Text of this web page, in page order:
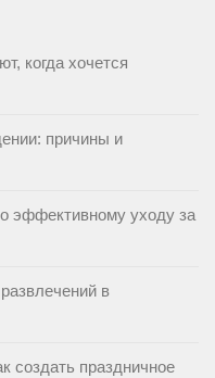
когда хочется
причины и
эффективному уходу за
в
создать праздничное